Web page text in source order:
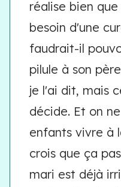
réalise bien
besoin d'une
faudrait-il
pilule à son
je l'ai dit, mais
décide. Et on
enfants vivre à
crois que ça
mari est déjà